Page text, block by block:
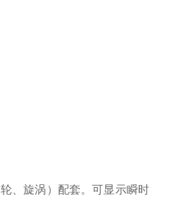
、旋涡）配套。可显示瞬时